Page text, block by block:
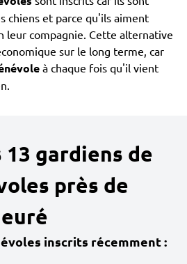
chiens et parce qu'ils aiment
leur compagnie. Cette alternative
sur le long terme, car
à chaque fois qu'il vient
13 gardiens de
près de
inscrits récemment :